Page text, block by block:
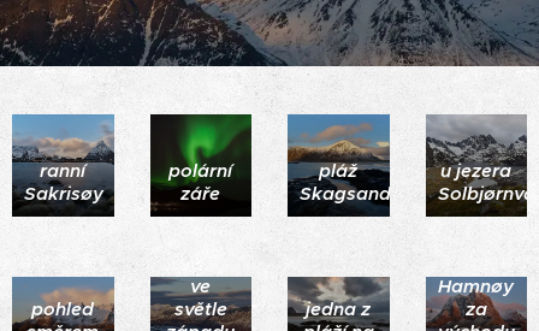
ranní
Sakrisøy
polární
záře
pláž
Skagsanden
u jezera
pohled
Vesterály
ve
světle
jedna z
Hamnøy
za